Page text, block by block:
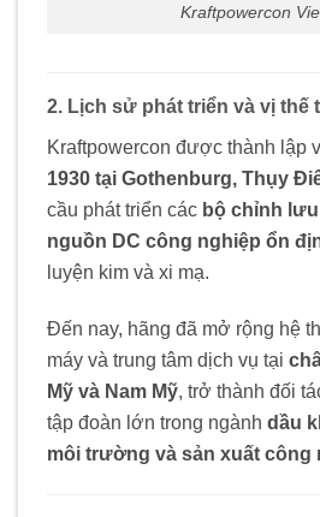
Kraftpowercon
2. Lịch sử phát triển và vị thế
Kraftpowercon được thành lập
1930 tại Gothenburg, Thụy
cầu phát triển các bộ chỉnh
nguồn DC công nghiệp ổn
luyện kim và xi mạ.
Đến nay, hãng đã mở rộng hệ
máy và trung tâm dịch vụ tại
Mỹ và Nam Mỹ, trở thành đối
tập đoàn lớn trong ngành dầu
môi trường và sản xuất công